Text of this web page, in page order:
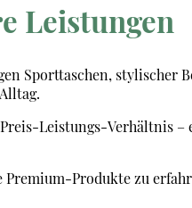
Leistungen
Sporttaschen, stylischer
Leistungs-Verhältnis
Premium-Produkte zu